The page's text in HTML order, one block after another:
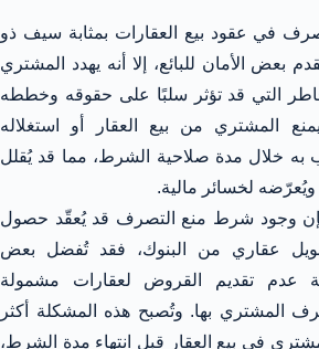
في عقود بيع العقارات بمثابة سيف ذو
بعض الأمان للبائع، إلا أنه يهدد المشتري
التي قد تؤثر سلبًا على حقوقه وخططه
المشتري من بيع العقار أو استغلاله
به خلال مدة صلاحية الشرط، مما قد يُقلل
لخسائر مالية.
وجود شرط منع التصرف قد يُعقّد حصول
عقاري من البنوك، فقد تُفضل بعض
عدم تقديم القروض لعقارات مشمولة
المشتري بها. وتُصبح هذه المشكلة أكثر
في بيع العقار قبل انتهاء مدة الشرط،